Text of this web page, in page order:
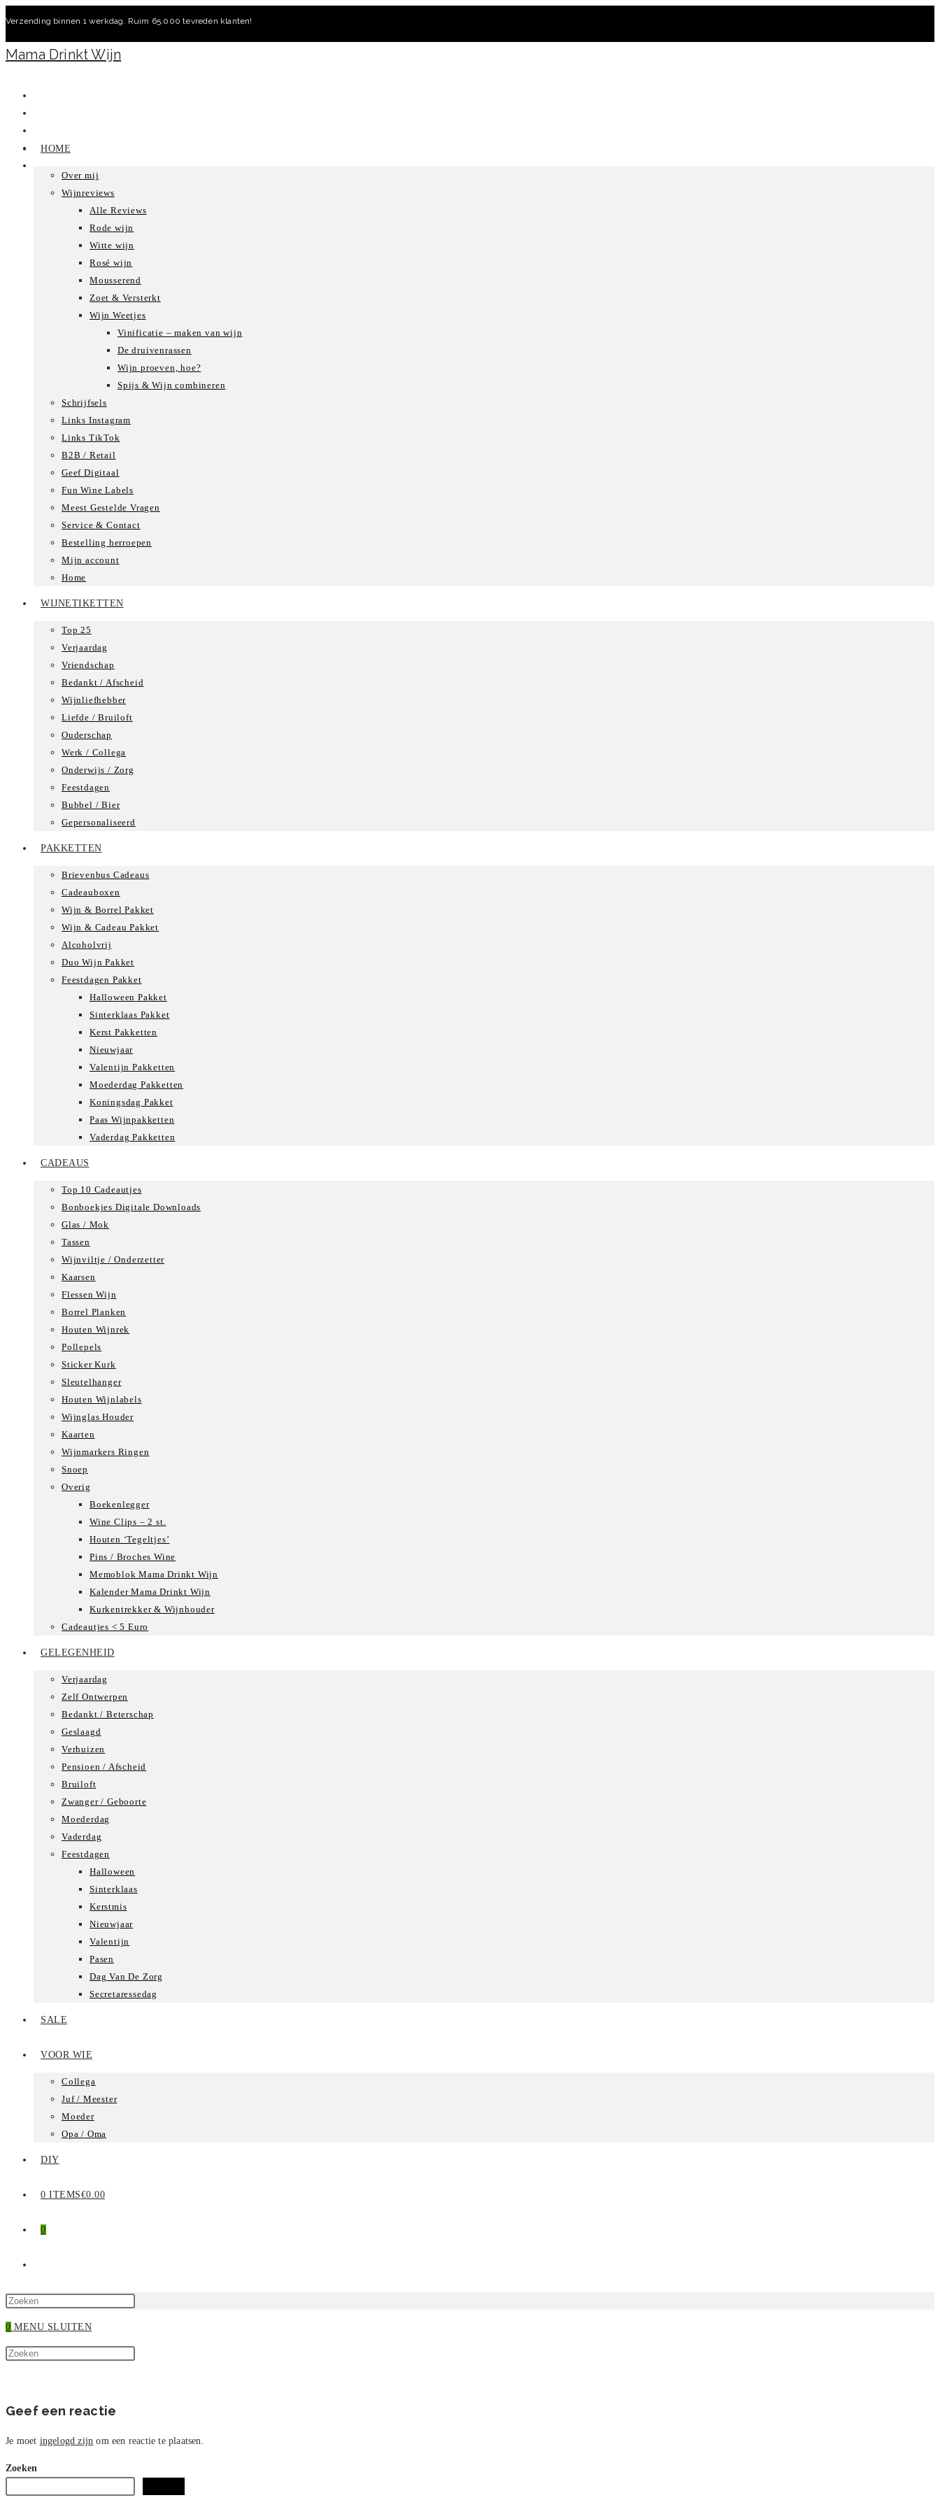
inhoud
Verzending binnen 1 werkdag. Ruim 65.000 tevreden klanten!
Mama Drinkt Wijn
HOME
Over mij
Wijnreviews
Alle Reviews
Rode wijn
Witte wijn
Rosé wijn
Mousserend
Zoet & Versterkt
Wijn Weetjes
Vinificatie – maken van wijn
De druivenrassen
Wijn proeven, hoe?
Spijs & Wijn combineren
Schrijfsels
Links Instagram
Links TikTok
B2B / Retail
Geef Digitaal
Fun Wine Labels
Meest Gestelde Vragen
Service & Contact
Bestelling herroepen
Mijn account
Home
WIJNETIKETTEN
Top 25
Verjaardag
Vriendschap
Bedankt / Afscheid
Wijnliefhebber
Liefde / Bruiloft
Ouderschap
Werk / Collega
Onderwijs / Zorg
Feestdagen
Bubbel / Bier
Gepersonaliseerd
PAKKETTEN
Brievenbus Cadeaus
Cadeauboxen
Wijn & Borrel Pakket
Wijn & Cadeau Pakket
Alcoholvrij
Duo Wijn Pakket
Feestdagen Pakket
Halloween Pakket
Sinterklaas Pakket
Kerst Pakketten
Nieuwjaar
Valentijn Pakketten
Moederdag Pakketten
Koningsdag Pakket
Paas Wijnpakketten
Vaderdag Pakketten
CADEAUS
Top 10 Cadeautjes
Bonboekjes Digitale Downloads
Glas / Mok
Tassen
Wijnviltje / Onderzetter
Kaarsen
Flessen Wijn
Borrel Planken
Houten Wijnrek
Pollepels
Sticker Kurk
Sleutelhanger
Houten Wijnlabels
Wijnglas Houder
Kaarten
Wijnmarkers Ringen
Snoep
Overig
Boekenlegger
Wine Clips – 2 st.
Houten ‘Tegeltjes’
Pins / Broches Wine
Memoblok Mama Drinkt Wijn
Kalender Mama Drinkt Wijn
Kurkentrekker & Wijnhouder
Cadeautjes < 5 Euro
GELEGENHEID
Verjaardag
Zelf Ontwerpen
Bedankt / Beterschap
Geslaagd
Verhuizen
Pensioen / Afscheid
Bruiloft
Zwanger / Geboorte
Moederdag
Vaderdag
Feestdagen
Halloween
Sinterklaas
Kerstmis
Nieuwjaar
Valentijn
Pasen
Dag Van De Zorg
Secretaressedag
SALE
VOOR WIE
Collega
Juf / Meester
Moeder
Opa / Oma
DIY
0 ITEMS€0.00
0
ZOEKEN
0 MENU SLUITEN
Zoek
site
zoekpaneel
sluiten.
Geef een reactie
Je moet ingelogd zijn om een reactie te plaatsen.
Zoeken